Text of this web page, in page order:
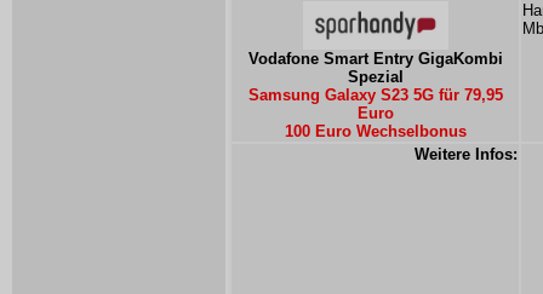
Vodafone Smart Entry GigaKombi
Spezial
Samsung Galaxy S23 5G für 79,95
Euro
100 Euro Wechselbonus
Weitere Infos: